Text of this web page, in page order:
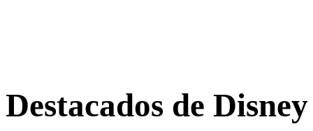
Destacados de Disney